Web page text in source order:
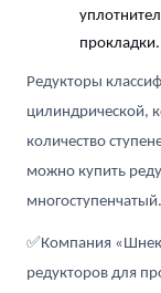
прокладки.
Редукторы
цилиндрической,
количество
можно купить
многоступенчатый.
✅Компания
редукторов для